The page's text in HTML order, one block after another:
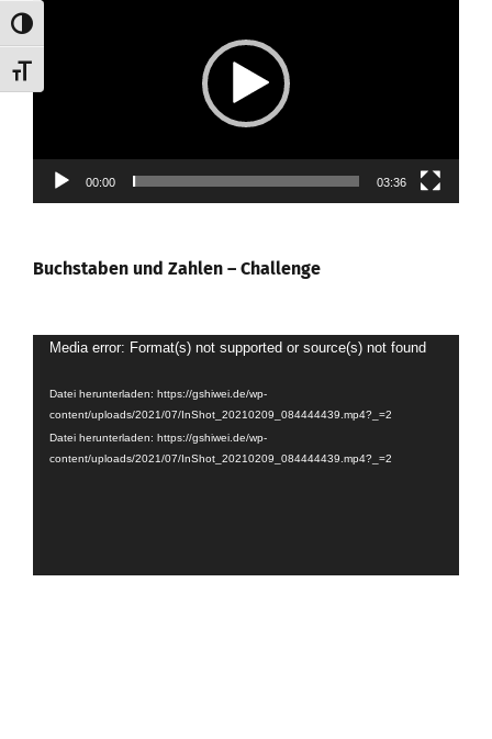
Umschalten auf hohe Kontraste
Schrift vergrößern
Player
00:00 03:36
Buchstaben und Zahlen – Challenge
Video-
Media error: Format(s) not supported or source(s) not found
Datei herunterladen: https://gshiwei.de/wp-
content/uploads/2021/07/InShot_20210209_084444439.mp4?_=2
Datei herunterladen: https://gshiwei.de/wp-
content/uploads/2021/07/InShot_20210209_084444439.mp4?_=2